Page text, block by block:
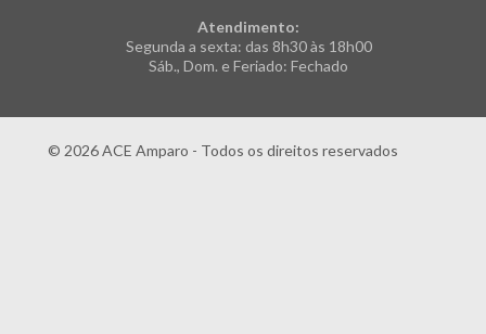
Atendimento:
Segunda a sexta: das 8h30 às 18h00
Sáb., Dom. e Feriado: Fechado
© 2026 ACE Amparo - Todos os direitos reservados